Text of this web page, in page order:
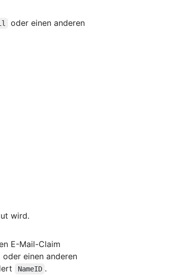
oder einen anderen
wird.
E-Mail-Claim
oder einen anderen
NameID .